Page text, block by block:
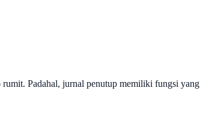
Padahal, jurnal penutup memiliki fungsi yang